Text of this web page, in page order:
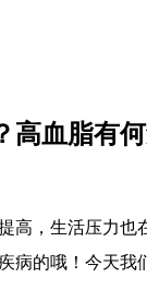
高血脂有
高，生活压力
病的哦！今天我